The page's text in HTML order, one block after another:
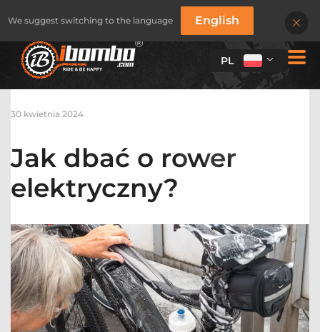
We suggest switching to the language English
PL
STOJAKI ROWEROWE
SERIA BUDŻETOWA
STOJAKI ROWEROWE
SERIA KLASYCZNA
30 kwietnia 2024
Jak dbać o rower
elektryczny?